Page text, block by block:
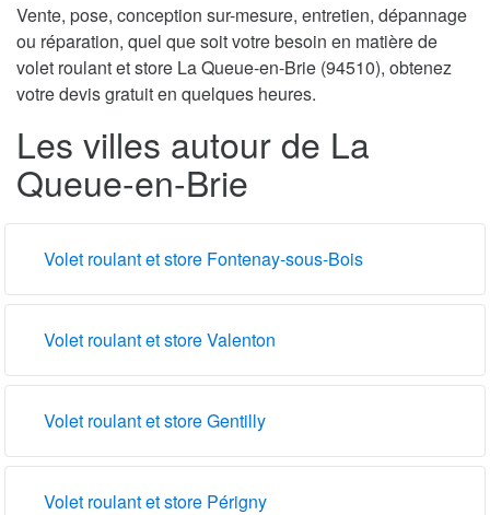
Vente, pose, conception sur-mesure, entretien, dépannage
ou réparation, quel que soit votre besoin en matière de
volet roulant et store La Queue-en-Brie (94510), obtenez
votre devis gratuit en quelques heures.
Les villes autour de La
Queue-en-Brie
Volet roulant et store Fontenay-sous-Bois
Volet roulant et store Valenton
Volet roulant et store Gentilly
Volet roulant et store Périgny